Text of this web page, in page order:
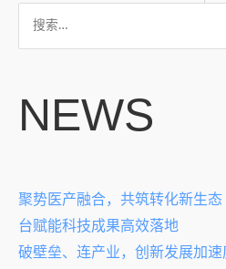
NEWS
聚势医产融合，共筑转化新生
台赋能科技成果高效落地
破壁垒、连产业，创新发展加